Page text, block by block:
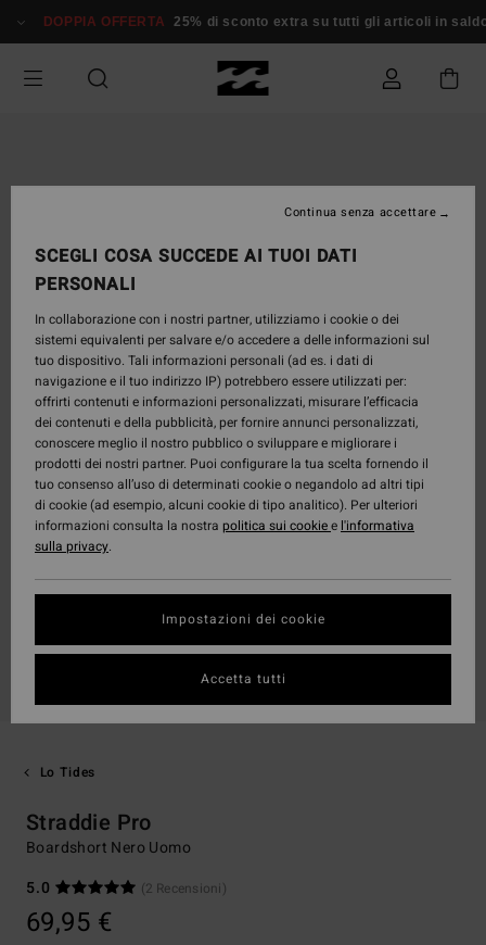
alle
prodotto
DOPPIA OFFERTA 25% di sconto extra su tutti gli articoli in saldo*
Lo Tides
Straddie Pro
Boardshort Nero Uomo
5.0
(2 Recensioni)
69,95 €
SCEGLI COSA SUCCEDE AI TUOI DATI
PERSONALI
In collaborazione con i nostri partner, utilizziamo i cookie o dei
sistemi equivalenti per salvare e/o accedere a delle informazioni sul
tuo dispositivo. Tali informazioni personali (ad es. i dati di
navigazione e il tuo indirizzo IP) potrebbero essere utilizzati per:
offrirti contenuti e informazioni personalizzati, misurare l’efficacia
dei contenuti e della pubblicità, per fornire annunci personalizzati,
conoscere meglio il nostro pubblico o sviluppare e migliorare i
prodotti dei nostri partner. Puoi configurare la tua scelta fornendo il
tuo consenso all’uso di determinati cookie o negandolo ad altri tipi
di cookie (ad esempio, alcuni cookie di tipo analitico). Per ulteriori
informazioni consulta la nostra politica sui cookiee l'informativa
sulla privacy.
Impostazioni dei cookie
Continua senza accettare
Accetta tutti